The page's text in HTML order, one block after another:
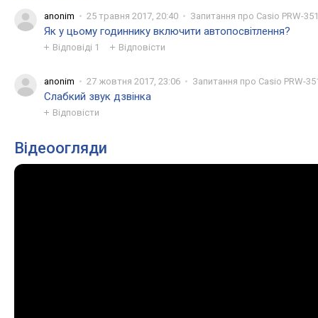
anonim 25 травня 2017, 20:40 Запитання про Casio PRW-
Як у цьому годиннику включити автопосвітлення?
Відповіді 1 Відповісти
anonim 27 жовтня 2017, 23:06 Запитання про Casio PRW-
Слабкий звук дзвінка
Відповісти
Відеоогляди